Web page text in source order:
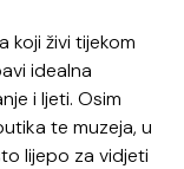
koji živi tijekom
idealna
i ljeti. Osim
te muzeja, u
lijepo za vidjeti